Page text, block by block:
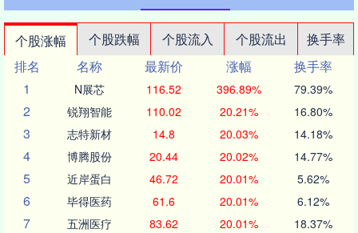
个股涨幅 个股跌幅 个股流入 个股流出
换手率
排名
名称 最新价 涨幅
换手率
1
N展芯 116.52 396.89% 79.39%
2 锐翔智能 110.02 20.21% 16.80%
3 志特新材 14.8 20.03% 14.18%
4 博腾股份 20.44 20.02% 14.77%
5 近岸蛋白 46.72 20.01% 5.62%
6 毕得医药 61.6 20.01% 6.12%
7 五洲医疗 83.62 20.01% 18.37%